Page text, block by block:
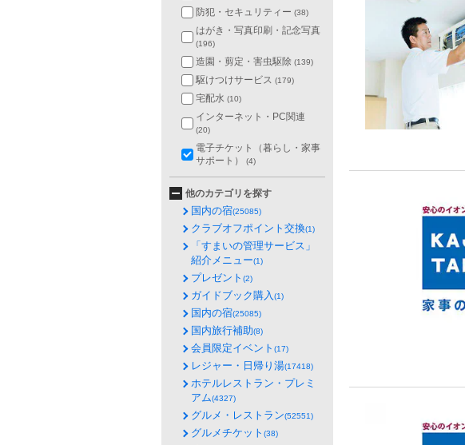
防犯・セキュリティー (38)
はがき・写真印刷・記念写真
(196)
造園・剪定・害虫駆除 (139)
駆けつけサービス (179)
宅配水 (10)
インターネット・PC関連
(20)
電子チケット（暮らし・家事
サポート）
(4)
他のカテゴリを探す
国内の宿(25085)
クラブオフポイント交換(1)
「すまいの管理サービス」
紹介メニュー(1)
プレゼント (2)
ガイドブック購入(1)
国内の宿(25085)
国内旅行補助(8)
会員限定イベント (17)
レジャー・日帰り湯(17418)
ホテルレストラン・プレミ
アム(4327)
グルメ・レストラン(52551)
グルメチケット (38)